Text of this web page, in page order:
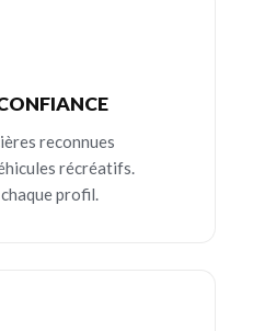
reconnues
récréatifs.
profil.